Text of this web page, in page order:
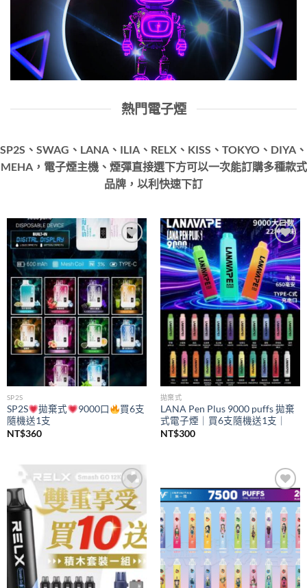
熱門電子煙
SP2S、SWAG、LANA、ILIA、RELX、KISS、TOKYO、DIYA、
MEHA，電子煙主機、煙彈直接選下方可以一次能訂購多種款式
品牌，以利快速下訂
Add to
wishlist
SP2S
SP2S 拋棄式 9000口
買6支
隨機送1支
NT$360
Add to
wishlist
拋棄式
LANA Pen Plus 9000 puffs 拋棄
式電子煙｜買6支隨機送1支｜
NT$300
Add to
wishlist
Add to
wishlist